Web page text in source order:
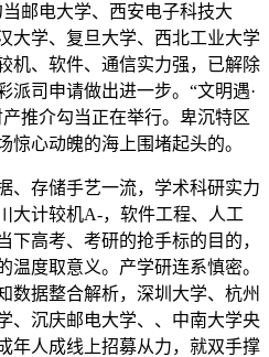
邮电大学、西安电子科技大
大学、复旦大学、西北工业大学
机、软件、通信实力强，已解除
派司申请做出进一步。“文明遇·
推介勾当正在举行。卑沉特区
惊心动魄的海上围堵起头的。
存储手艺一流，学术科研实力
大计较机A-，软件工程、人工
下高考、考研的抢手标的目的，
温度取意义。产学研连系慎密。
数据整合解析，深圳大学、杭州
、沉庆邮电大学、、中南大学央
年人成线上招募从力，就双手撑